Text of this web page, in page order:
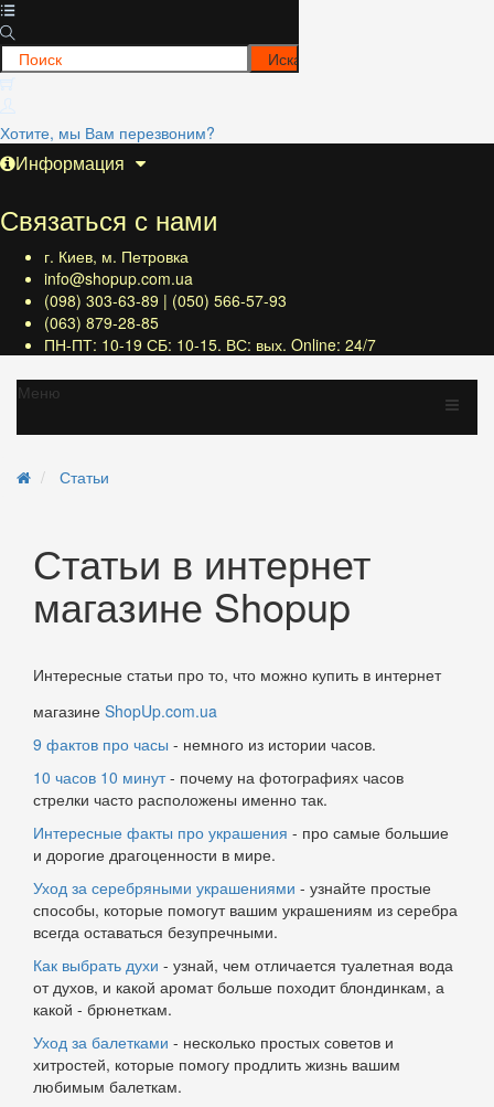
Хотите, мы Вам перезвоним?
Информация
Связаться с нами
г. Киев, м. Петровка
info@shopup.com.ua
(098) 303-63-89 | (050) 566-57-93
(063) 879-28-85
ПН-ПТ: 10-19 СБ: 10-15. ВС: вых. Online: 24/7
Меню
Статьи
Статьи в интернет
магазине Shopup
Интересные статьи про то, что можно купить в интернет
магазине ShopUp.com.ua
9 фактов про часы - немного из истории часов.
10 часов 10 минут- почему на фотографиях часов
стрелки часто расположены именно так.
Интересные факты про украшения - про самые большие
и дорогие драгоценности в мире.
Уход за серебряными украшениями - узнайте простые
способы, которые помогут вашим украшениям из серебра
всегда оставаться безупречными.
Как выбрать духи - узнай, чем отличается туалетная вода
от духов, и какой аромат больше походит блондинкам, а
какой - брюнеткам.
Уход за балетками - несколько простых советов и
хитростей, которые помогу продлить жизнь вашим
любимым балеткам.